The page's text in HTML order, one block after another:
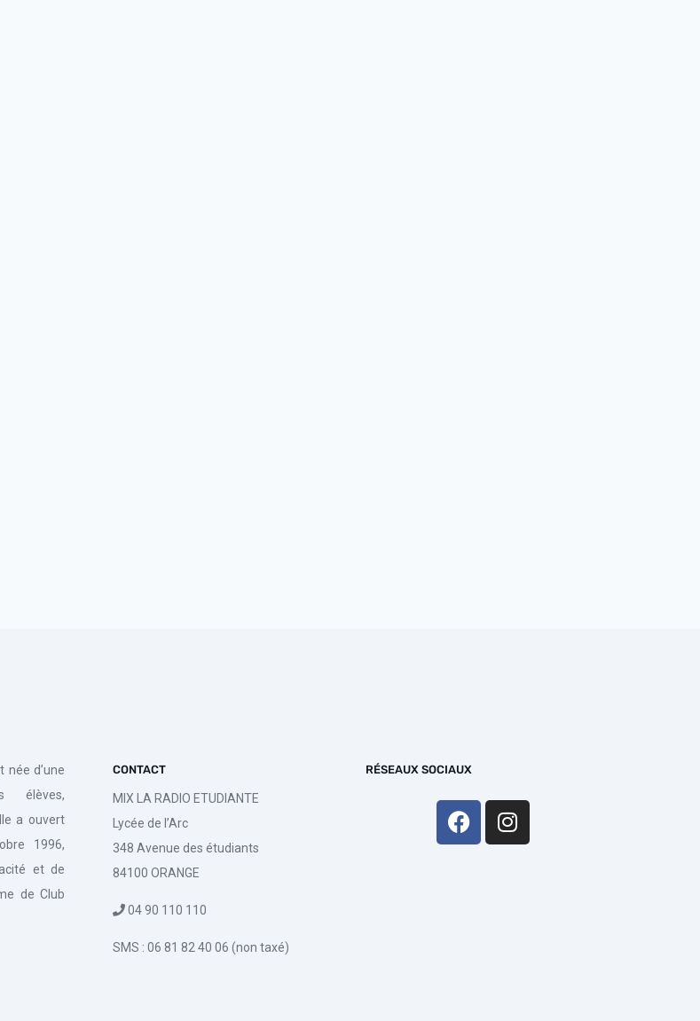
née d’une
élèves,
a ouvert
1996,
et de
de Club
CONTACT
MIX LA RADIO ETUDIANTE
Lycée de l’Arc
348 Avenue des étudiants
84100 ORANGE
04 90 110 110
SMS : 06 81 82 40 06 (non taxé)
RÉSEAUX SOCIAUX